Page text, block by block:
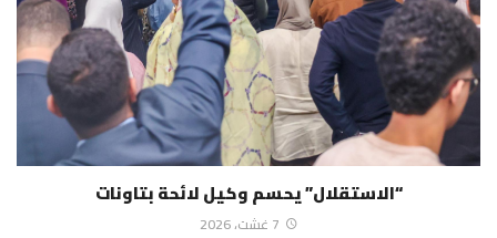
“الاستقلال” يحسم وكيل لائحة بتاونات
7 غشت، 2026